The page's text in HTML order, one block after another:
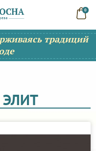
0
традиций